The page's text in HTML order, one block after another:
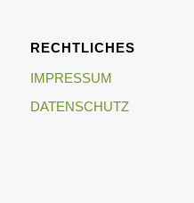
RECHTLICHES
IMPRESSUM
DATENSCHUTZ